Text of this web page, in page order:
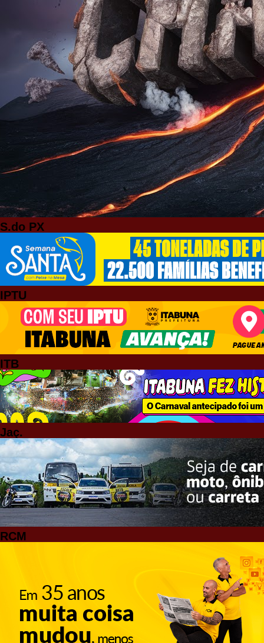
S.do PX
IPTU
ITB
Jaç.
RCM